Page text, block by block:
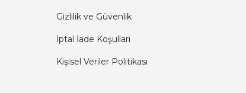
Gizlilik ve Güvenlik
İptal İade Koşullari
Kişisel Veriler Politikası